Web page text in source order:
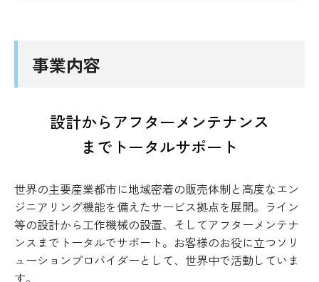
事業内容
設計からアフターメンテナンス
までトータルサポート
世界の主要産業都市に地域密着の販売体制と高度なエン
ジニアリング機能を備えたサービス拠点を展開。ライン
等の設計から工作機械の設置、そしてアフターメンテナ
ンスまでトータルでサポート。お客様のお役に立つソリ
ューションプロバイダーとして、世界中で活動していま
す。